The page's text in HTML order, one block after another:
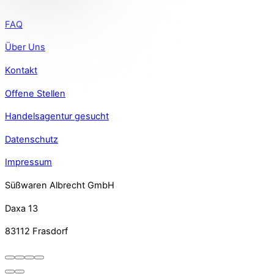
Lucien
Medicis
Oro de Cacao
Smith & Sinclair (Eat your Drink)
Sogni di Zucchero
FAQ
Über Uns
Kontakt
Offene Stellen
Handelsagentur gesucht
Datenschutz
Impressum
Süßwaren Albrecht GmbH
Daxa 13
83112 Frasdorf